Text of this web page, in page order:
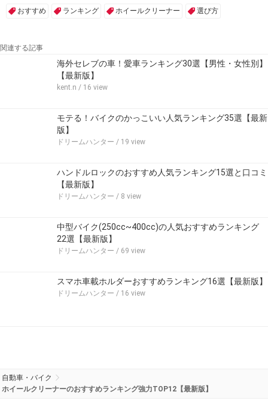
おすすめ ランキング ホイールクリーナー 選び方
関連する記事
海外セレブの車！愛車ランキング30選【男性・女性別】
【最新版】
kent.n / 16 view
モテる！バイクのかっこいい人気ランキング35選【最新
版】
ドリームハンター / 19 view
ハンドルロックのおすすめ人気ランキング15選と口コミ
【最新版】
ドリームハンター / 8 view
中型バイク(250cc~400cc)の人気おすすめランキング
22選【最新版】
ドリームハンター / 69 view
スマホ車載ホルダーおすすめランキング16選【最新版】
ドリームハンター / 16 view
自動車・バイク
ホイールクリーナーのおすすめランキング強力TOP12【最新版】